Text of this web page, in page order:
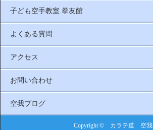
子ども空手教室 拳友館
よくある質問
アクセス
お問い合わせ
空我ブログ
Copyright © カラテ道 空我